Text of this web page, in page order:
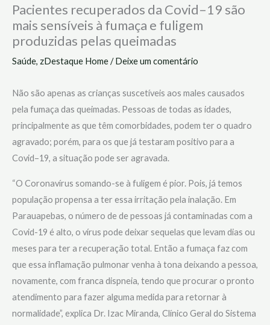
Pacientes recuperados da Covid–19 são
mais sensíveis à fumaça e fuligem
produzidas pelas queimadas
Saúde, zDestaque Home/Deixe um comentário
Não são apenas as crianças suscetíveis aos males causados
pela fumaça das queimadas. Pessoas de todas as idades,
principalmente as que têm comorbidades, podem ter o quadro
agravado; porém, para os que já testaram positivo para a
Covid–19, a situação pode ser agravada.
“O Coronavírus somando-se à fuligem é pior. Pois, já temos
população propensa a ter essa irritação pela inalação. Em
Parauapebas, o número de de pessoas já contaminadas com a
Covid-19 é alto, o vírus pode deixar sequelas que levam dias ou
meses para ter a recuperação total. Então a fumaça faz com
que essa inflamação pulmonar venha à tona deixando a pessoa,
novamente, com franca dispneia, tendo que procurar o pronto
atendimento para fazer alguma medida para retornar à
normalidade”, explica Dr. Izac Miranda, Clínico Geral do Sistema